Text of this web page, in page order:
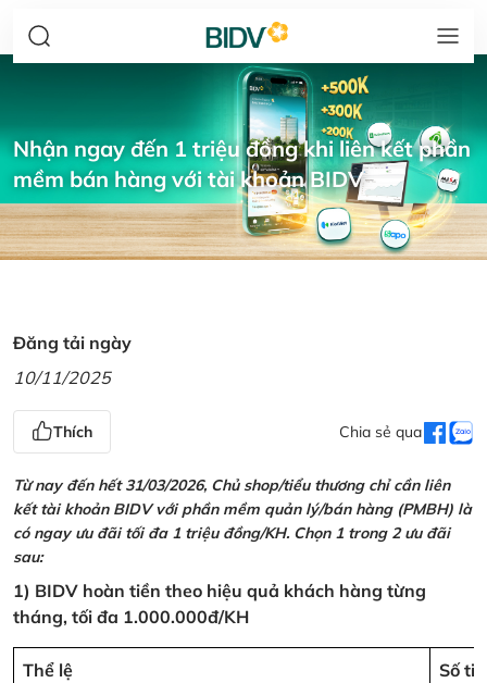
Nhận ngay đến 1 triệu đồng khi liên kết phần
mềm bán hàng với tài khoản BIDV
Đăng tải ngày
10/11/2025
Thích Chia sẻ qua
Từ nay đến hết 31/03/2026, Chủ shop/tiểu thương chỉ cần liên
kết tài khoản BIDV với phần mềm quản lý/bán hàng (PMBH) là
có ngay ưu đãi tối đa 1 triệu đồng/KH. Chọn 1 trong 2 ưu đãi
sau:
1) BIDV hoàn tiền theo hiệu quả khách hàng từng
tháng, tối đa 1.000.000đ/KH
Thể lệ Số